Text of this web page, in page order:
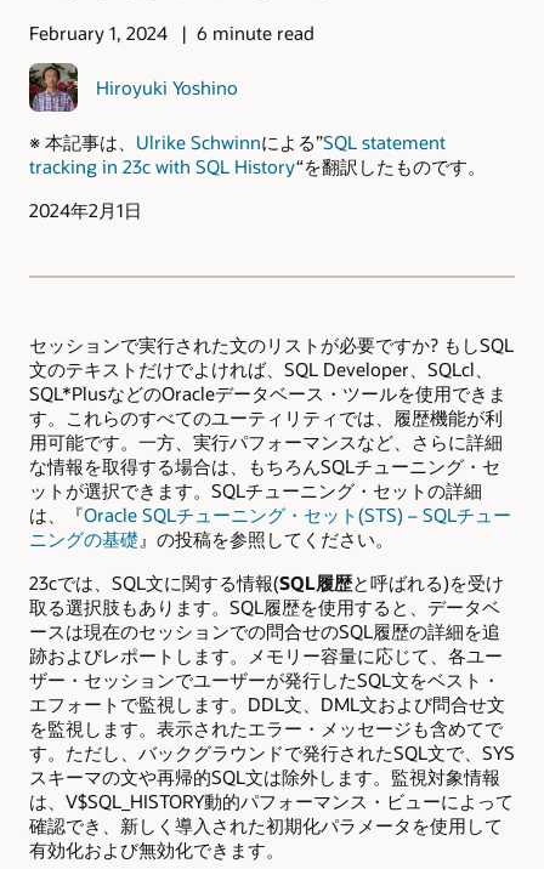
February 1, 2024 6 minute read
Hiroyuki Yoshino
※ 本記事は、 Ulrike Schwinnによる”SQL statement
tracking in 23c with SQL History“を翻訳したものです。
2024年2月1日
セッションで実行された文のリストが必要ですか? もしSQL
文のテキストだけでよければ、SQL Developer、SQLcl、
SQL*PlusなどのOracleデータベース・ツールを使用できま
す。これらのすべてのユーティリティでは、履歴機能が利
用可能です。一方、実行パフォーマンスなど、さらに詳細
な情報を取得する場合は、もちろんSQLチューニング・セ
ットが選択できます。SQLチューニング・セットの詳細
は、『Oracle SQLチューニング・セット(STS) – SQLチュー
ニングの基礎 』の投稿を参照してください。
23cでは、SQL文に関する情報(SQL履歴と呼ばれる)を受け
取る選択肢もあります。SQL履歴を使用すると、データベ
ースは現在のセッションでの問合せのSQL履歴の詳細を追
跡およびレポートします。メモリー容量に応じて、各ユー
ザー・セッションでユーザーが発行したSQL文をベスト・
エフォートで監視します。DDL文、DML文および問合せ文
を監視します。表示されたエラー・メッセージも含めてで
す。ただし、バックグラウンドで発行されたSQL文で、SYS
スキーマの文や再帰的SQL文は除外します。監視対象情報
は、V$SQL_HISTORY動的パフォーマンス・ビューによって
確認でき、新しく導入された初期化パラメータを使用して
有効化および無効化できます。